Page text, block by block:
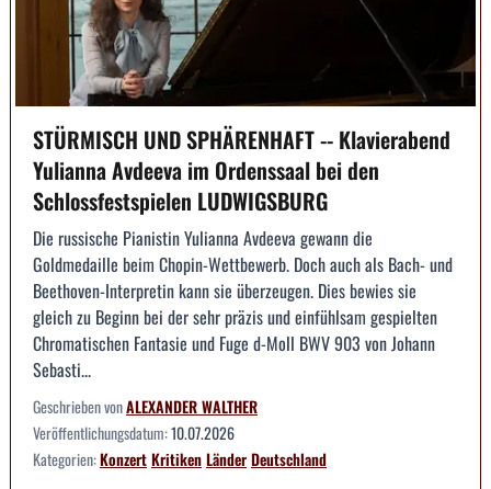
STÜRMISCH UND SPHÄRENHAFT -- Klavierabend
Yulianna Avdeeva im Ordenssaal bei den
Schlossfestspielen LUDWIGSBURG
Die russische Pianistin Yulianna Avdeeva gewann die
Goldmedaille beim Chopin-Wettbewerb. Doch auch als Bach- und
Beethoven-Interpretin kann sie überzeugen. Dies bewies sie
gleich zu Beginn bei der sehr präzis und einfühlsam gespielten
Chromatischen Fantasie und Fuge d-Moll BWV 903 von Johann
Sebasti...
Geschrieben vonALEXANDER WALTHER
Veröffentlichungsdatum:10.07.2026
Kategorien:KonzertKritikenLänderDeutschland